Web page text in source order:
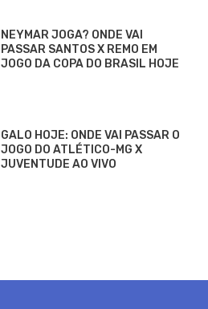
NEYMAR JOGA? ONDE VAI
PASSAR SANTOS X REMO EM
JOGO DA COPA DO BRASIL HOJE
GALO HOJE: ONDE VAI PASSAR O
JOGO DO ATLÉTICO-MG X
JUVENTUDE AO VIVO